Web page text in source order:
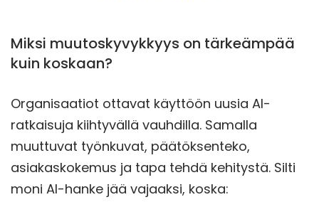
Miksi muutoskyvykkyys on tärkeämpää
kuin koskaan?
Organisaatiot ottavat käyttöön uusia AI-
ratkaisuja kiihtyvällä vauhdilla. Samalla
muuttuvat työnkuvat, päätöksenteko,
asiakaskokemus ja tapa tehdä kehitystä. Silti
moni AI-hanke jää vajaaksi, koska: